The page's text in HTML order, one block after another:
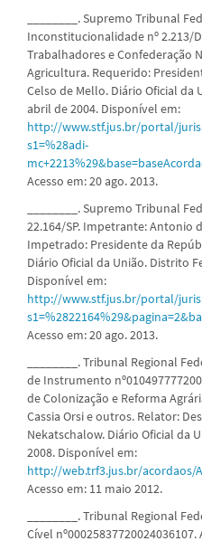
________. Supremo Tribunal
Inconstitucionalidade nº 2.213/
Trabalhadores e Confederação
Agricultura. Requerido:
Celso de Mello. Diário Oficial da
abril de 2004. Disponível em:
http://www.stf.jus.br/portal/
s1=%28adi-
Acesso em: 20 ago. 2013.
________. Supremo Tribunal
22.164/SP. Impetrante: Antonio
Impetrado: Presidente da
Diário Oficial da União. Distrito
Disponível em:
http://www.stf.jus.br/portal/
Acesso em: 20 ago. 2013.
________. Tribunal Regional
de Instrumento
de Colonização e Reforma
Cassia Orsi e outros. Relator:
Nekatschalow. Diário Oficial da
2008. Disponível em:
http://web.trf3.jus.br/acordaos/
Acesso em: 11 maio 2012.
________. Tribunal Regional
Cível